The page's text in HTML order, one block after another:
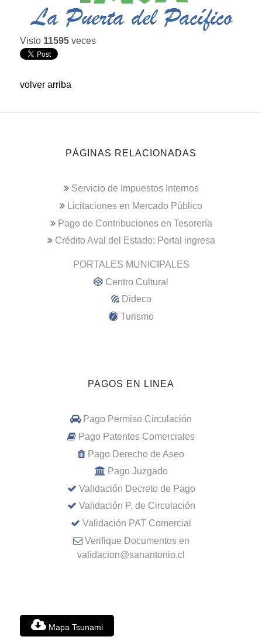
Visto 11595 veces
volver arriba
PÁGINAS RELACIONADAS
Servicio de Impuestos Internos
Licitaciones en Mercado Público
Pago de Contribuciones en Tesorería
Crédito Aval del Estado; Portal ingresa
PORTALES MUNICIPALES
Centro Cultural
Dideco
Turismo
PAGOS EN LINEA
Pago Permiso Circulación
Pago Patentes Comerciales
Pago Derecho de Aseo
Pago Juzgado
Validación Decreto de Pago
Validación P. de Circulación
Validación PAT Comercial
Verifique Documentos en
validacion@sanantonio.cl
Mapa Tsunami